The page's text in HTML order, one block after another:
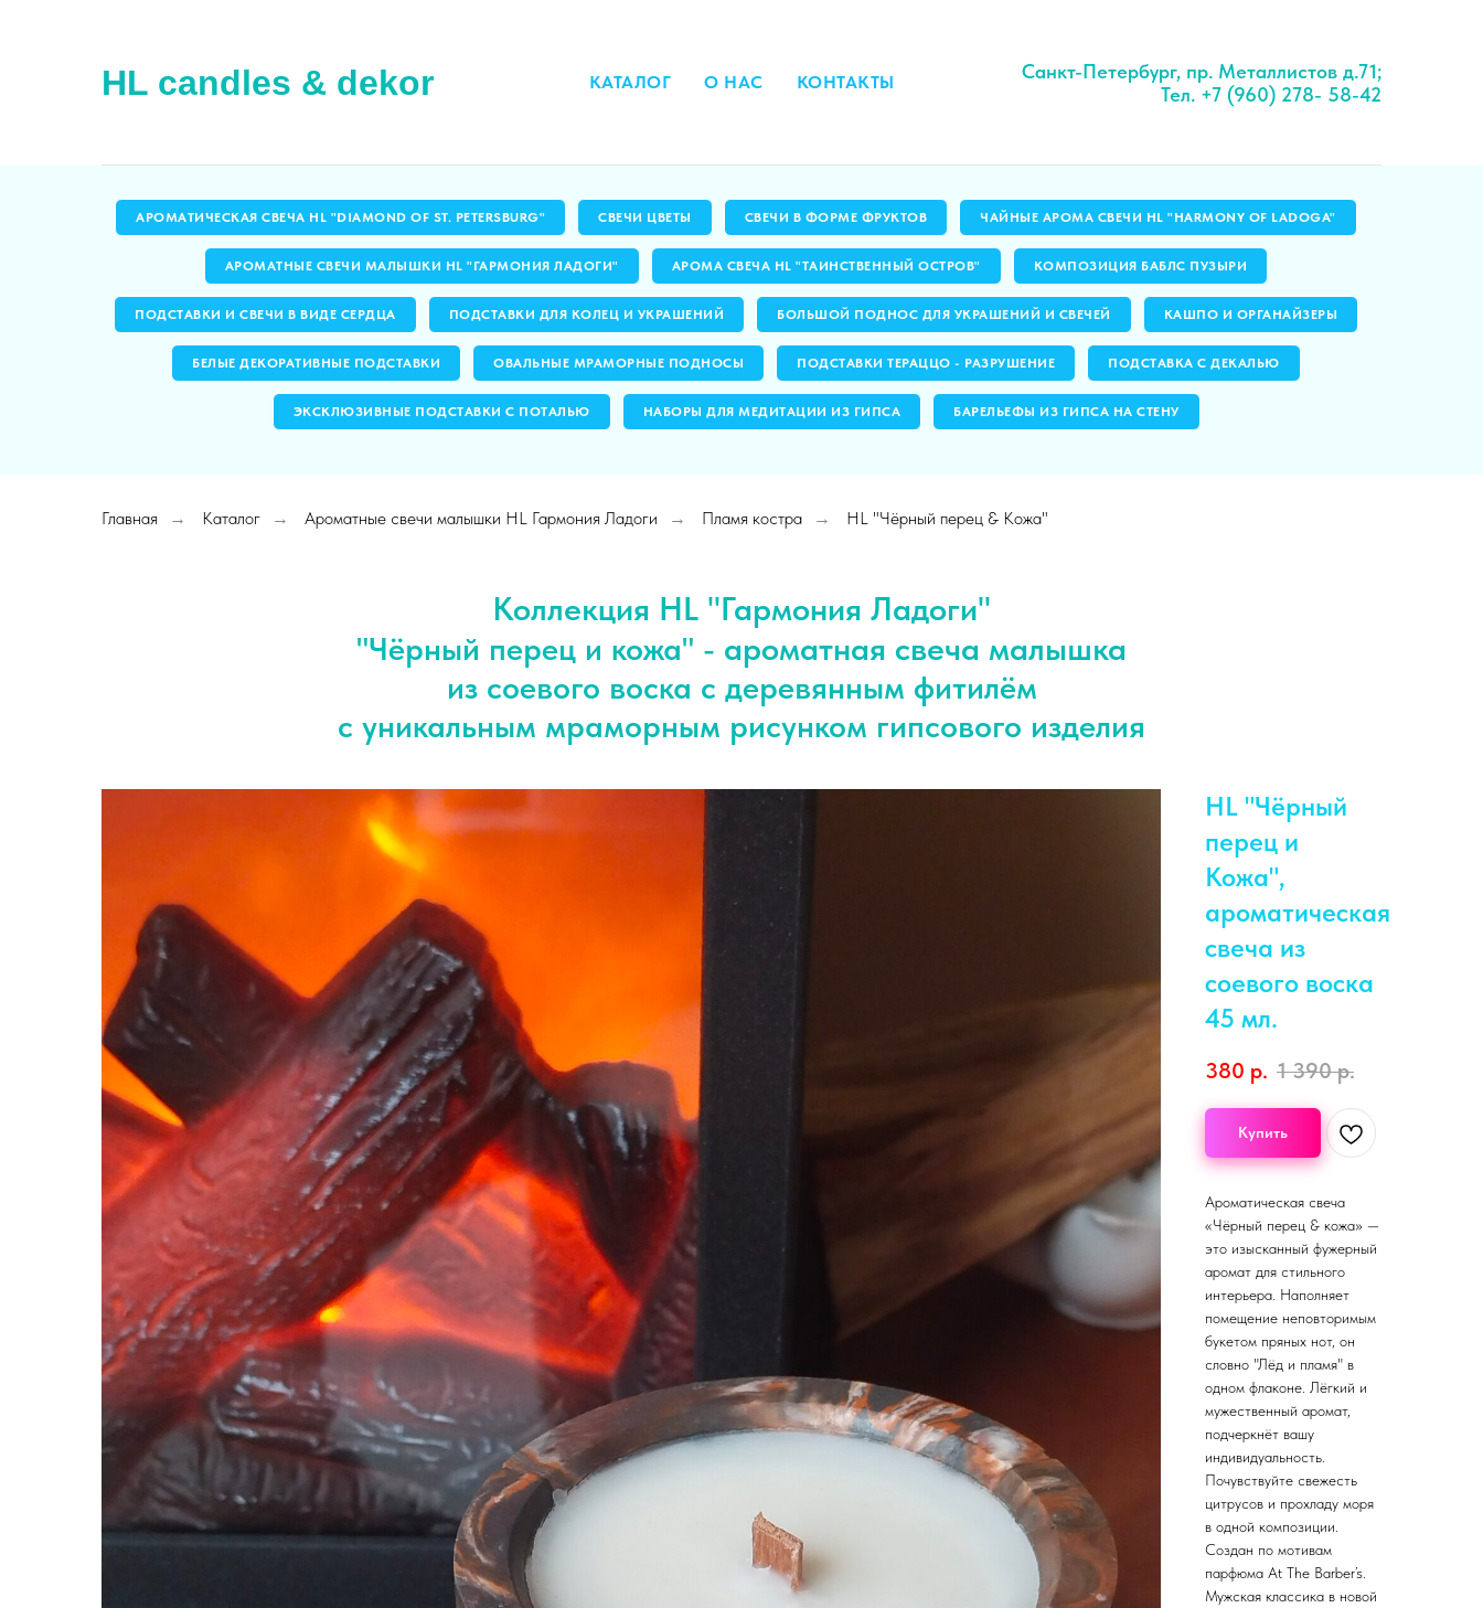
HL candles & dekor КАТАЛОГ О НАС КОНТАКТЫ
Санкт-Петербург, пр. Металлистов д.71;
Тел. +7 (960) 278- 58-42
АРОМАТИЧЕСКАЯ СВЕЧА HL "DIAMOND OF ST. PETERSBURG" СВЕЧИ ЦВЕТЫ СВЕЧИ В ФОРМЕ ФРУКТОВ ЧАЙНЫЕ АРОМА СВЕЧИ HL "HARMONY OF LADOGA"
АРОМАТНЫЕ СВЕЧИ МАЛЫШКИ HL "ГАРМОНИЯ ЛАДОГИ" АРОМА СВЕЧА HL "ТАИНСТВЕННЫЙ ОСТРОВ" КОМПОЗИЦИЯ БАБЛС ПУЗЫРИ
ПОДСТАВКИ И СВЕЧИ В ВИДЕ СЕРДЦА ПОДСТАВКИ ДЛЯ КОЛЕЦ И УКРАШЕНИЙ БОЛЬШОЙ ПОДНОС ДЛЯ УКРАШЕНИЙ И СВЕЧЕЙ КАШПО И ОРГАНАЙЗЕРЫ
БЕЛЫЕ ДЕКОРАТИВНЫЕ ПОДСТАВКИ ОВАЛЬНЫЕ МРАМОРНЫЕ ПОДНОСЫ ПОДСТАВКИ ТЕРАЦЦО - РАЗРУШЕНИЕ ПОДСТАВКА С ДЕКАЛЬЮ
ЭКСКЛЮЗИВНЫЕ ПОДСТАВКИ С ПОТАЛЬЮ НАБОРЫ ДЛЯ МЕДИТАЦИИ ИЗ ГИПСА БАРЕЛЬЕФЫ ИЗ ГИПСА НА СТЕНУ
Главная → Каталог → Ароматные свечи малышки HL Гармония Ладоги → Пламя костра → HL "Чёрный перец & Кожа"
Коллекция HL "Гармония Ладоги"
"Чёрный перец и кожа" - ароматная свеча малышка
из соевого воска с деревянным фитилём
с уникальным мраморным рисунком гипсового изделия
HL "Чёрный
перец и
Кожа",
ароматическая
свеча из
соевого воска
45 мл.
380 р. 1 390 р.
Купить
Ароматическая свеча
«Чёрный перец & кожа» —
это изысканный фужерный
аромат для стильного
интерьера. Наполняет
помещение неповторимым
букетом пряных нот, он
словно "Лёд и пламя" в
одном флаконе. Лёгкий и
мужественный аромат,
подчеркнёт вашу
индивидуальность.
Почувствуйте свежесть
цитрусов и прохладу моря
в одной композиции.
Создан по мотивам
парфюма At The Barber’s.
Мужская классика в новой